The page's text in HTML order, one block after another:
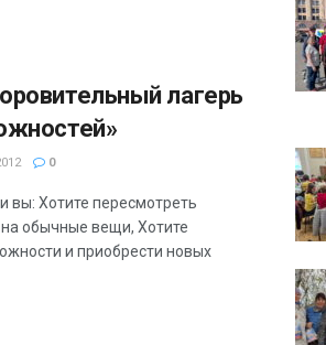
лагерь
0
вы: Хотите пересмотреть
обычные вещи, Хотите
и приобрести новых